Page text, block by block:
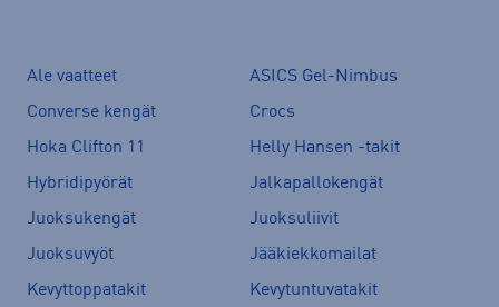
Ale vaatteet
ASICS Gel-Nimbus
Converse kengät
Crocs
Hoka Clifton 11
Helly Hansen -takit
Hybridipyörät
Jalkapallokengät
Juoksukengät
Juoksuliivit
Juoksuvyöt
Jääkiekkomailat
Kevyttoppatakit
Kevytuntuvatakit